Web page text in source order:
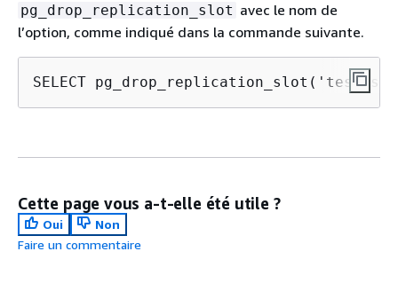
pg_drop_replication_slot avec le nom de
l’option, comme indiqué dans la commande suivante.
SELECT
Cette page vous a-t-elle été utile ?
Oui
Non
Faire un commentaire